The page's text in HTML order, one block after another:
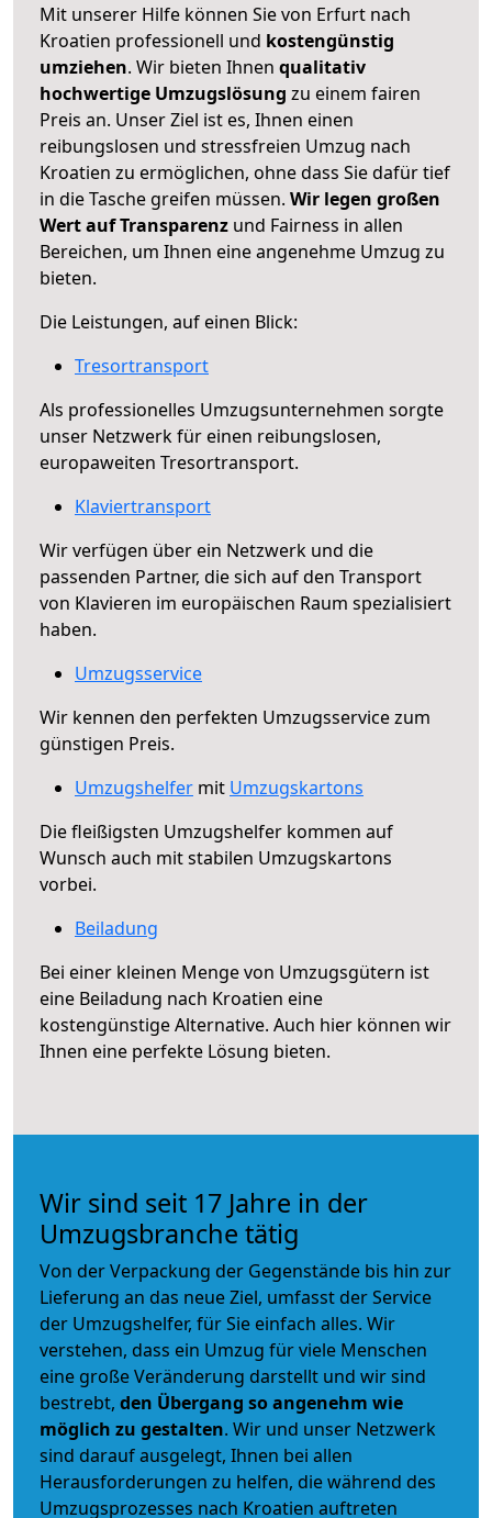
Mit unserer Hilfe können Sie von Erfurt nach
Kroatien professionell und kostengünstig
umziehen. Wir bieten Ihnen qualitativ
hochwertige Umzugslösung zu einem fairen
Preis an. Unser Ziel ist es, Ihnen einen
reibungslosen und stressfreien Umzug nach
Kroatien zu ermöglichen, ohne dass Sie dafür tief
in die Tasche greifen müssen. Wir legen großen
Wert auf Transparenz und Fairness in allen
Bereichen, um Ihnen eine angenehme Umzug zu
bieten.
Die Leistungen, auf einen Blick:
Tresortransport
Als professionelles Umzugsunternehmen sorgte
unser Netzwerk für einen reibungslosen,
europaweiten Tresortransport.
Klaviertransport
Wir verfügen über ein Netzwerk und die
passenden Partner, die sich auf den Transport
von Klavieren im europäischen Raum spezialisiert
haben.
Umzugsservice
Wir kennen den perfekten Umzugsservice zum
günstigen Preis.
Umzugshelfer mit Umzugskartons
Die fleißigsten Umzugshelfer kommen auf
Wunsch auch mit stabilen Umzugskartons
vorbei.
Beiladung
Bei einer kleinen Menge von Umzugsgütern ist
eine Beiladung nach Kroatien eine
kostengünstige Alternative. Auch hier können wir
Ihnen eine perfekte Lösung bieten.
Wir sind seit 17 Jahre in der
Umzugsbranche tätig
Von der Verpackung der Gegenstände bis hin zur
Lieferung an das neue Ziel, umfasst der Service
der Umzugshelfer, für Sie einfach alles. Wir
verstehen, dass ein Umzug für viele Menschen
eine große Veränderung darstellt und wir sind
bestrebt, den Übergang so angenehm wie
möglich zu gestalten. Wir und unser Netzwerk
sind darauf ausgelegt, Ihnen bei allen
Herausforderungen zu helfen, die während des
Umzugsprozesses nach Kroatien auftreten